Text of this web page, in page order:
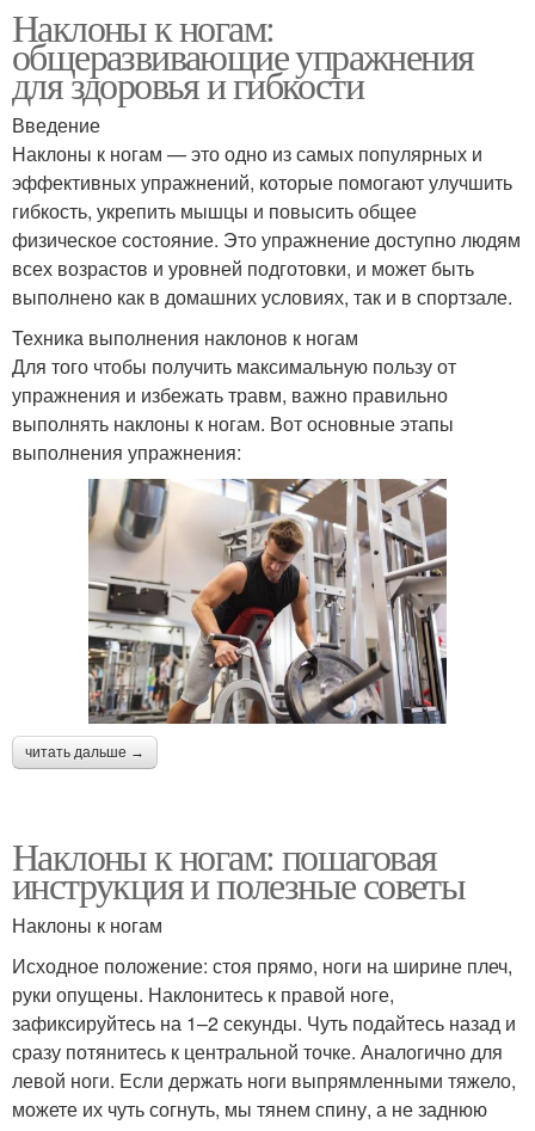
Наклоны к ногам:
общеразвивающие упражнения
для здоровья и гибкости
Введение
Наклоны к ногам — это одно из самых популярных и
эффективных упражнений, которые помогают улучшить
гибкость, укрепить мышцы и повысить общее
физическое состояние. Это упражнение доступно людям
всех возрастов и уровней подготовки, и может быть
выполнено как в домашних условиях, так и в спортзале.
Техника выполнения наклонов к ногам
Для того чтобы получить максимальную пользу от
упражнения и избежать травм, важно правильно
выполнять наклоны к ногам. Вот основные этапы
выполнения упражнения:
читать дальше →
Наклоны к ногам: пошаговая
инструкция и полезные советы
Наклоны к ногам
Исходное положение: стоя прямо, ноги на ширине плеч,
руки опущены. Наклонитесь к правой ноге,
зафиксируйтесь на 1–2 секунды. Чуть подайтесь назад и
сразу потянитесь к центральной точке. Аналогично для
левой ноги. Если держать ноги выпрямленными тяжело,
можете их чуть согнуть, мы тянем спину, а не заднюю